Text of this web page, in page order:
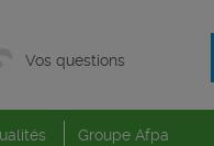
Vos questions
Groupe Afpa